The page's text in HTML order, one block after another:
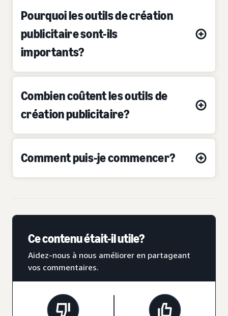
Pourquoi les outils de création
publicitaire sont-ils
importants?
Combien coûtent les outils de
création publicitaire?
Comment puis-je commencer?
Ce contenu était-il utile?
Aidez-nous à nous améliorer en partageant
vos commentaires.